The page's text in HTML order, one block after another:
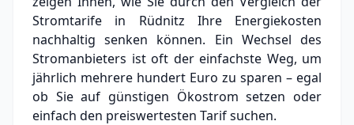
Stromanbieter in der Nähe von Rüdnitz
Stromtarife in Rüdnitz Ihre Energiekosten
nachhaltig senken können. Ein Wechsel des
Stromanbieters ist oft der einfachste Weg, um
jährlich mehrere hundert Euro zu sparen – egal
ob Sie auf günstigen Ökostrom setzen oder
einfach den preiswertesten Tarif suchen.